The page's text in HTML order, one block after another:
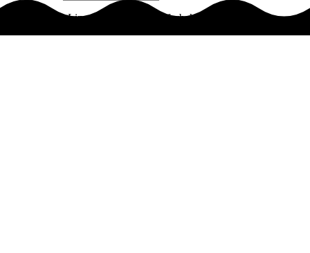
© 2025 LingoLingo. Alle rettigheter forbeholdt.